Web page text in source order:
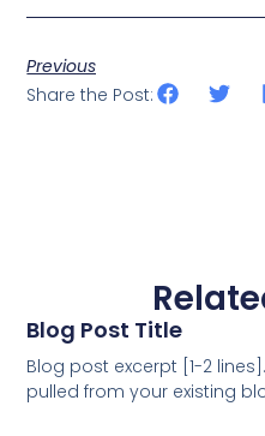
Previous
Share the Post:
Blog Post Title
Blog post excerpt [1-2
pulled from your existing